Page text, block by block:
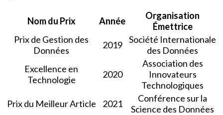
Nom du Prix Année
Organisation
Émettrice
Prix de Gestion des
Données
2019
Société Internationale
des Données
Excellence en
Technologie
2020
Association des
Innovateurs
Technologiques
Prix du Meilleur Article
2021
Conférence sur la
Science des Données